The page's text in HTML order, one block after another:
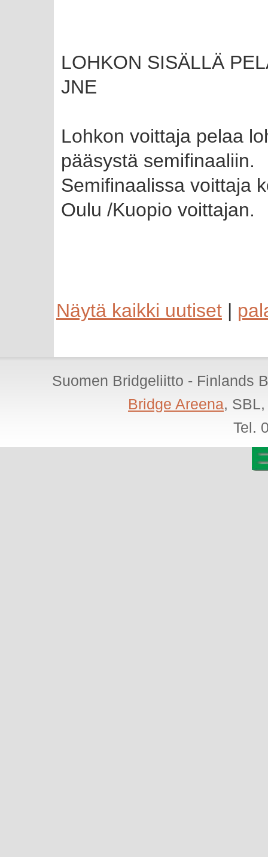
LOHKON SISÄLLÄ
JNE
Lohkon voittaja pelaa
pääsystä semifinaaliin.
Semifinaalissa voittaja
Oulu /Kuopio voittajan.
Näytä kaikki uutiset |
Suomen Bridgeliitto - Finlands
Bridge Areena,
Tel.